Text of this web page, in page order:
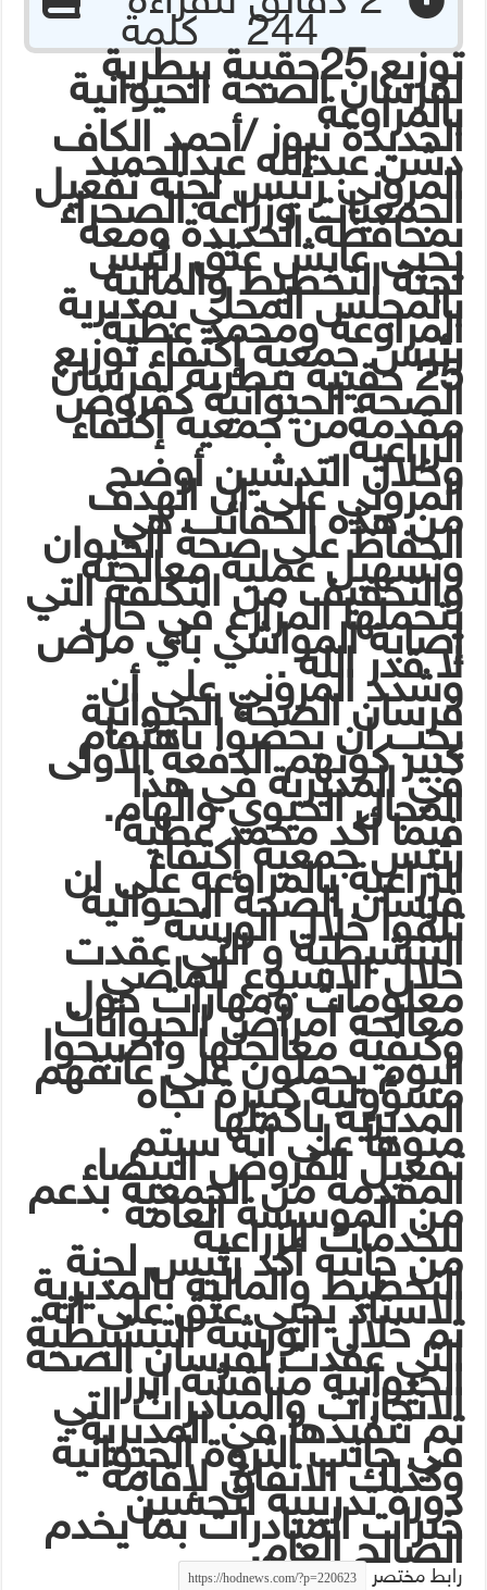
244 كلمة
توزيع 25حقيبة بيطرية
لفرسان الصحة الحيوانية
بالمراوعة
الحديدة نيوز /أحمد الكاف
دشن عبدالله عبدالحميد
المروني رئيس لجنة تفعيل
الجمعيات وزراعة الصحراء
بمحافظة الحديدة ومعه
يحيى عايش عتق رئيس
لجنة التخطيط والمالية
بالمجلس المحلي بمديرية
المراوعة ومحمد عطية
رئيس جمعية إكتفاء توزيع
25 حقيبة بيطرية لفرسان
الصحة الحيوانية كقروض
مقدمةمن جمعية إكتفاء
الزراعية .
وخلال التدشين أوضح
المروني على ان الهدف
من هذه الحقائب هي
الحفاظ على صحة الحيوان
وتسهيل عملية معالجته
والتخفيف من التكلفه التي
يتحملها المزارع في حال
إصابة المواشي باي مرض
لا قدر الله .
وشدد المروني على أن
فرسان الصحة الحيوانية
يجب ان يحضوا باهتمام
كبير كونهم الدفعة الأولى
في المديرية في هذا
المجال الحيوي والهام.
فيما أكد محمد عطية
رئيس جمعية إكتفاء
الزراعية بالمراوعة على ان
فرسان الصحة الحيوانية
تلقوا خلال الورشة
التنشيطية و التي عقدت
خلال الاسبوع الماضي
معلومات ومهارات حول
معالجة أمراض الحيوانات
وكيفية معالجتها واصبحوا
اليوم يحملون على عاتقهم
مسؤولية كبيرة تجاه
المديرية باكملها
منوهاً على انه سيتم
تفعيل القروض البيضاء
المقدمة من الجمعية بدعم
من الموسسة العامة
للخدمات الزراعية
من جانبه أكد رئيس لجنة
التخطيط والمالية بالمديرية
الاستاذ يحيى عتق على انه
تم خلال الورشة التنشيطية
التي عقدت لفرسان الصحة
الحيوانية مناقشة ابرز
الانجازات والمبادرات التي
تم تنفيذها في المديرية
في جانب الثروة الحيوانية
وكذلك الاتفاق لإقامة
دورة تدريبية لتحسين
خبرات المبادرات بما يخدم
الصالح العام.
رابط مختصر